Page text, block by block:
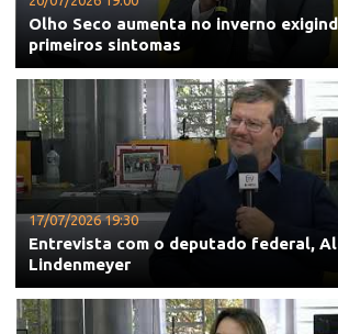
Olho Seco aumenta no inverno
primeiros sintomas
17/07/2026 19:30
Entrevista com o deputado federal,
Lindenmeyer